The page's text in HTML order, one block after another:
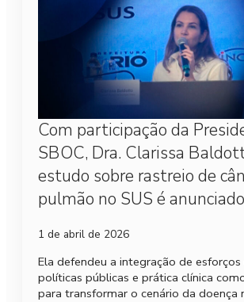
Com participação da
SBOC, Dra. Clarissa
estudo sobre rastreio de
pulmão no SUS é anunciado
1 de abril de 2026
Ela defendeu a integração de esforços
políticas públicas e prática clínica
para transformar o cenário da doença